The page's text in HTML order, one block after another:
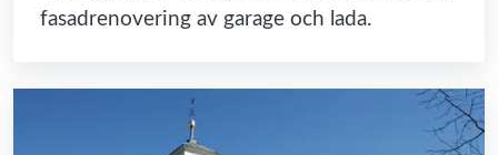
fasadrenovering av garage och lada.